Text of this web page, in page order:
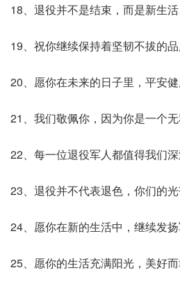
18、退役并不是结束，而是新生活
19、祝你继续保持着坚韧不拔的品
20、愿你在未来的日子里，平安健
21、我们敬佩你，因为你是一个无
22、每一位退役军人都值得我们
23、退役并不代表退色，你们的光
24、愿你在新的生活中，继续发
25、愿你的生活充满阳光，美好而